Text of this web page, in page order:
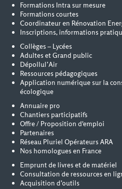
Formations Intra sur mesure
Formations courtes
Coordinateur en Rénovation
Inscriptions, informations
Collèges – Lycées
Adultes et Grand public
Dépollul’Air
Ressources pédagogiques
Application numérique sur la
écologique
Annuaire pro
Chantiers participatifs
Offre / Proposition d'emploi
Partenaires
Réseau Pluriel Opérateurs ARA
Nos homologues en France
Emprunt de livres et de matériel
Consultation de ressources en
Acquisition d’outils